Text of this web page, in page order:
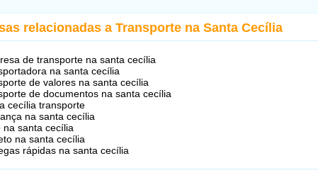
relacionadas a Transporte na Santa Cecília
de transporte na santa cecília
na santa cecília
de valores na santa cecília
de documentos na santa cecília
cecília transporte
na santa cecília
na santa cecília
na santa cecília
rápidas na santa cecília